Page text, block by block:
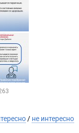
/ не интересно